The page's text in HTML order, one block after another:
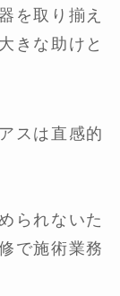
を取り揃え
きな助けと
スは直感的
られないた
で施術業務